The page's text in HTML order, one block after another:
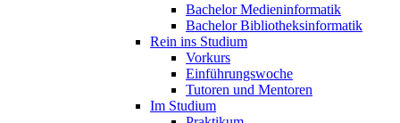
Bachelor Medieninformatik
Bachelor Bibliotheksinformatik
Rein ins Studium
Vorkurs
Einführungswoche
Tutoren und Mentoren
Im Studium